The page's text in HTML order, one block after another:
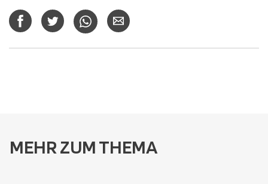
MEHR ZUM THEMA